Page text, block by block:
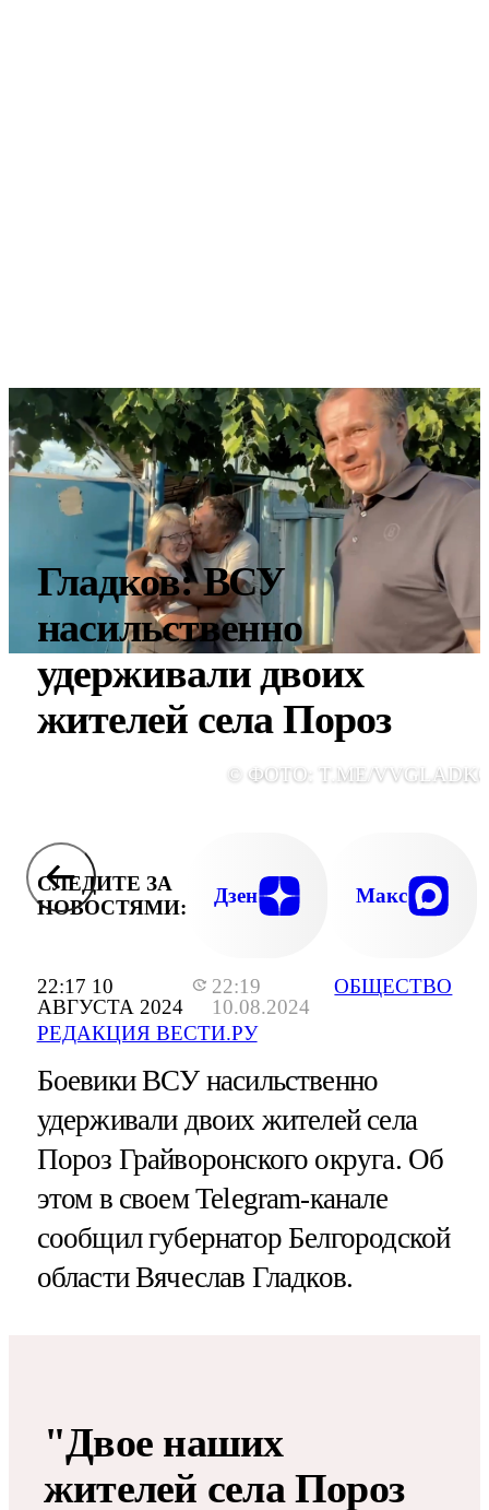
22:17 10
АВГУСТА 2024
22:19
10.08.2024
РЕДАКЦИЯ ВЕСТИ.РУ
ОБЩЕСТВО
Гладков: ВСУ
насильственно
удерживали двоих
жителей села Пороз
© ФОТО: T.ME/
СЛЕДИТЕ ЗА
НОВОСТЯМИ:
Дзен Макс
Боевики ВСУ насильственно
удерживали двоих жителей села
Пороз Грайворонского округа. Об
этом в своем Telegram-канале
сообщил губернатор Белгородской
области Вячеслав Гладков.
"Двое наших
жителей села Пороз